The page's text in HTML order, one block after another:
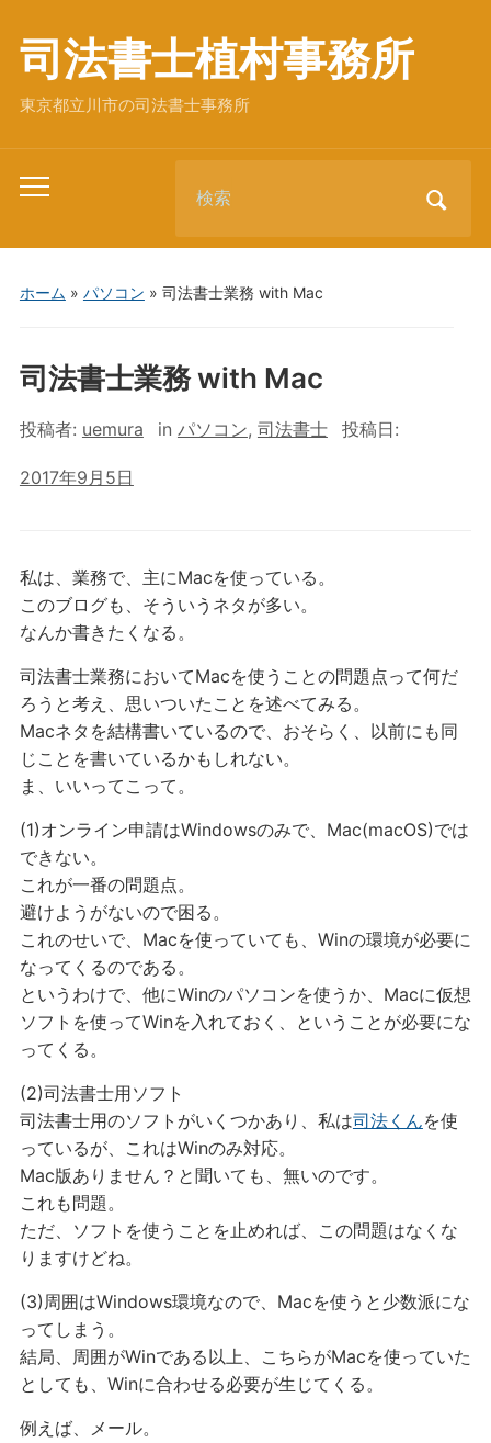
司法書士植村事務所
東京都立川市の司法書士事務所
Toggle
menu
for:
ホーム » パソコン » 司法書士業務 with Mac
司法書士業務 with Mac
投稿者: uemura in パソコン, 司法書士 投稿日:
2017年9月5日
私は、業務で、主にMacを使っている。
このブログも、そういうネタが多い。
なんか書きたくなる。
司法書士業務においてMacを使うことの問題点って何だ
ろうと考え、思いついたことを述べてみる。
Macネタを結構書いているので、おそらく、以前にも同
じことを書いているかもしれない。
ま、いいってこって。
(1)オンライン申請はWindowsのみで、Mac(macOS)では
できない。
これが一番の問題点。
避けようがないので困る。
これのせいで、Macを使っていても、Winの環境が必要に
なってくるのである。
というわけで、他にWinのパソコンを使うか、Macに仮想
ソフトを使ってWinを入れておく、ということが必要にな
ってくる。
(2)司法書士用ソフト
司法書士用のソフトがいくつかあり、私は司法くんを使
っているが、これはWinのみ対応。
Mac版ありません？と聞いても、無いのです。
これも問題。
ただ、ソフトを使うことを止めれば、この問題はなくな
りますけどね。
(3)周囲はWindows環境なので、Macを使うと少数派にな
ってしまう。
結局、周囲がWinである以上、こちらがMacを使っていた
としても、Winに合わせる必要が生じてくる。
例えば、メール。